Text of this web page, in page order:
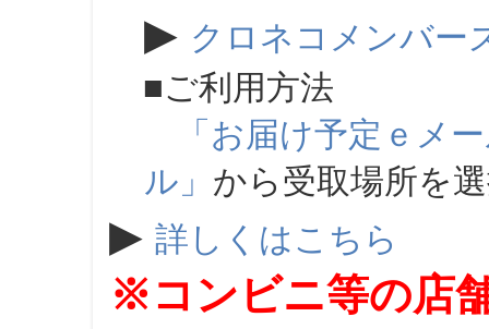
▶ クロネコメンバー
■ご利用方法
「お届け予定ｅメ
ル」 から受取場所を
▶ 詳しくはこちら
※コンビニ等の店